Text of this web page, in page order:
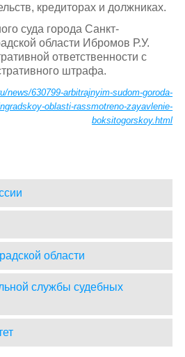
кредиторах и должниках.
суда города Санкт-
области Ибромов Р.У.
ответственности с
штрафа.
news/630799-arbitrajnyim-sudom-goroda-
oblasti-rassmotreno-zayavlenie-
boksitogorskoy.html
области
службы судебных